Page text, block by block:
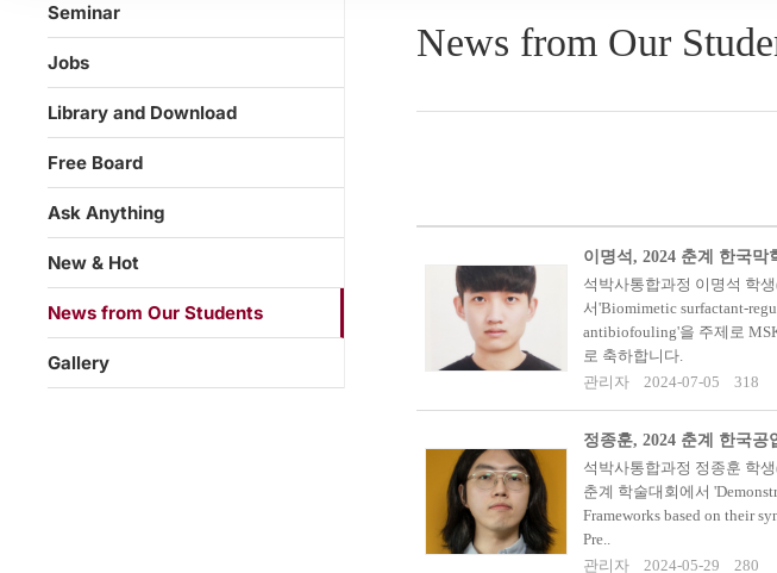
News from Our
석박사통합과정 이명석 학
서'Biomimetic surfactant-
antibiofouling'을 주제로
로 축하합니다.
관리자
2024-07-05 318
정종훈, 2024 춘계 한국
석박사통합과정 정종훈 학
춘계 학술대회에서
Frameworks based on their
Pre..
관리자
2024-05-29 280
Seminar
Jobs
Library and Download
Free Board
Ask Anything
New & Hot
News from Our Students
Gallery